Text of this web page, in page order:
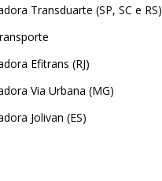
Transduarte (SP, SC e RS)
Efitrans (RJ)
Via Urbana (MG)
Jolivan (ES)